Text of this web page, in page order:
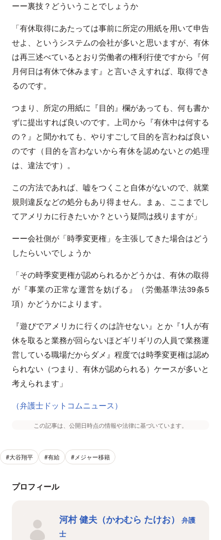
ーー裏技？どういうことでしょうか
「有休取得にあたっては事前に所定の用紙を用いて申告
せよ、というシステムの会社が多いと思いますが、有休
は再三述べているとおり労働者の権利行使ですから『何
月何日は有休で休みます』と言いさえすれば、取得でき
るのです。
つまり、所定の用紙に『目的』欄があっても、何も書か
ずに提出すれば良いのです。上司から『有休中は何する
の？』と聞かれても、やりすごして目的を言わねば良い
のです（目的を言わないから有休を認めないとの処理
は、違法です）。
この方法であれば、嘘をつくこと自体がないので、就業
規則違反などの処分もあり得ません。まぁ、ここまでし
てアメリカに行きたいか？という疑問は残りますが」
ーー会社側が「時季変更権」を主張してきた場合はどう
したらいいでしょうか
「その時季変更権が認められるかどうかは、有休の取得
が『事業の正常な運営を妨げる』（労働基準法39条5
項）かどうかによります。
『遊びでアメリカに行くのは許せない』とか『1人が有
休を取ると業務が回らないほどギリギリの人員で業務運
営している職場だからダメ』程度では時季変更権は認め
られない（つまり、有休が認められる）ケースが多いと
考えられます」
（弁護士ドットコムニュース）
この記事は、公開日時点の情報や法律に基づいています。
#大谷翔平 #有給 #メジャー移籍
プロフィール
河村 健夫（かわむら たけお）
弁護
士